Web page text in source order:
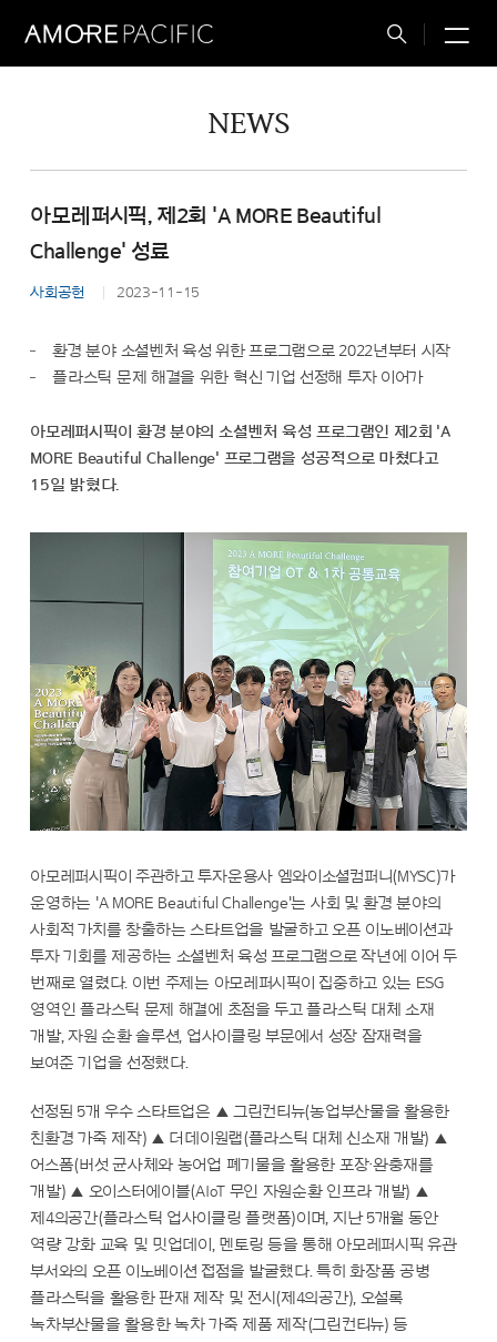
Total
NEWS
아모레퍼시픽, 제2회 'A MORE Beautiful
Challenge' 성료
사회공헌 2023-11-15
환경 분야 소셜벤처 육성 위한 프로그램으로 2022년부터 시작
플라스틱 문제 해결을 위한 혁신 기업 선정해 투자 이어가
아모레퍼시픽이 환경 분야의 소셜벤처 육성 프로그램인 제2회 'A
MORE Beautiful Challenge' 프로그램을 성공적으로 마쳤다고
15일 밝혔다.
아모레퍼시픽이 주관하고 투자운용사 엠와이소셜컴퍼니(MYSC)가
운영하는 'A MORE Beautiful Challenge'는 사회 및 환경 분야의
사회적 가치를 창출하는 스타트업을 발굴하고 오픈 이노베이션과
투자 기회를 제공하는 소셜벤처 육성 프로그램으로 작년에 이어 두
번째로 열렸다. 이번 주제는 아모레퍼시픽이 집중하고 있는 ESG
영역인 플라스틱 문제 해결에 초점을 두고 플라스틱 대체 소재
개발, 자원 순환 솔루션, 업사이클링 부문에서 성장 잠재력을
보여준 기업을 선정했다.
선정된 5개 우수 스타트업은 ▲ 그린컨티뉴(농업부산물을 활용한
친환경 가죽 제작) ▲ 더데이원랩(플라스틱 대체 신소재 개발) ▲
어스폼(버섯 균사체와 농어업 폐기물을 활용한 포장·완충재를
개발) ▲ 오이스터에이블(AIoT 무인 자원순환 인프라 개발) ▲
제4의공간(플라스틱 업사이클링 플랫폼)이며, 지난 5개월 동안
역량 강화 교육 및 밋업데이, 멘토링 등을 통해 아모레퍼시픽 유관
부서와의 오픈 이노베이션 접점을 발굴했다. 특히 화장품 공병
플라스틱을 활용한 판재 제작 및 전시(제4의공간), 오설록
녹차부산물을 활용한 녹차 가죽 제품 제작(그린컨티뉴) 등